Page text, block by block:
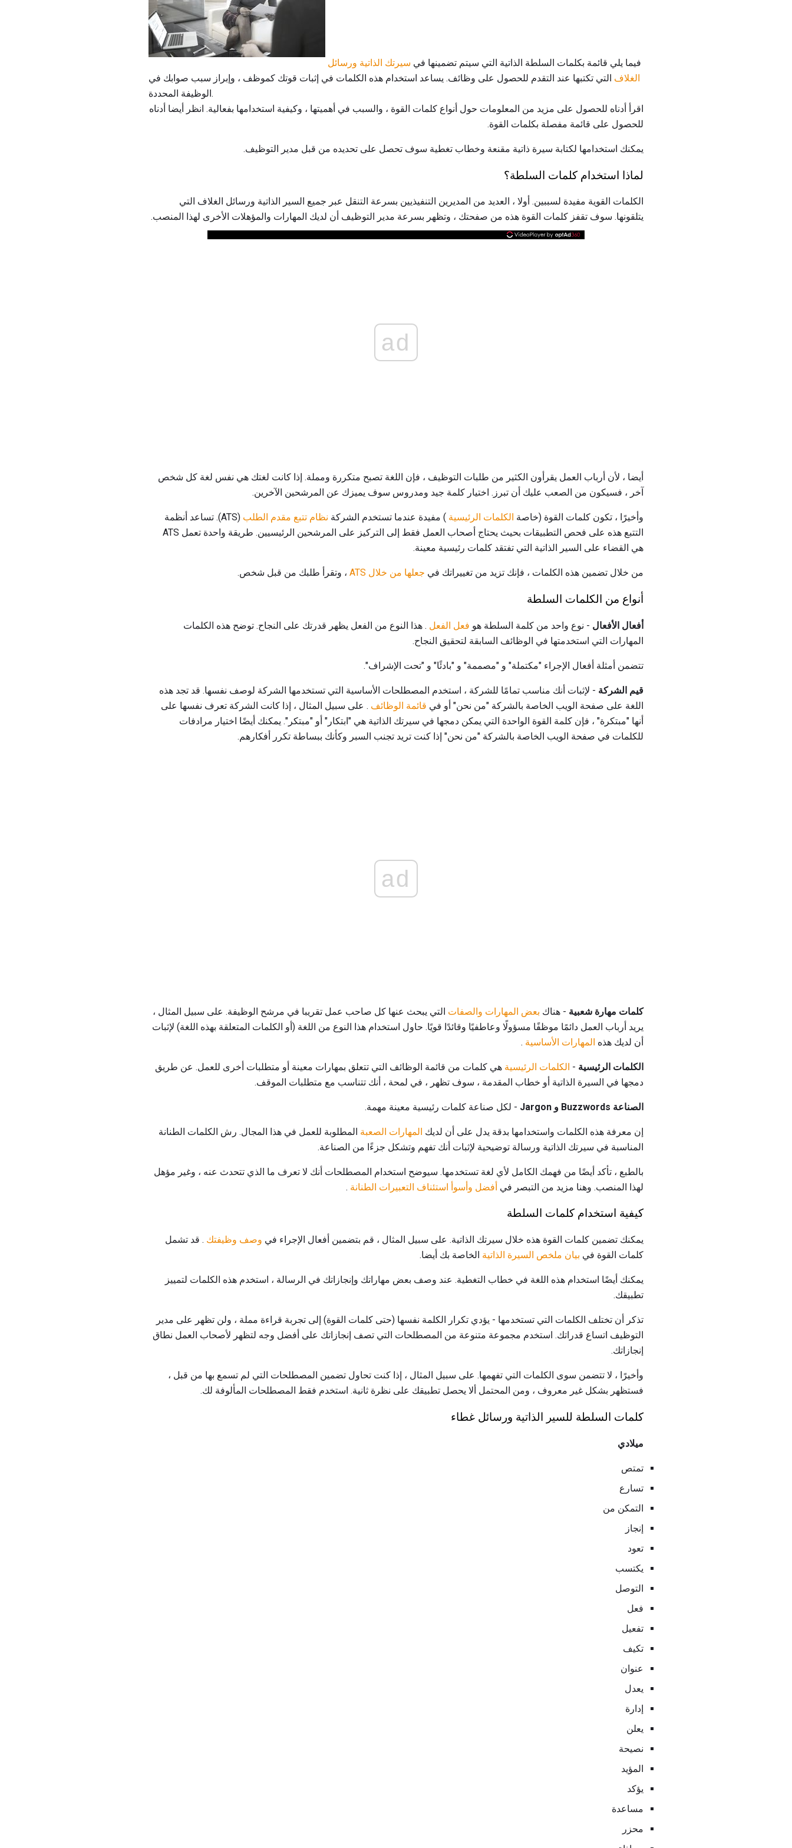
فيما يلي قائمة بكلمات السلطة الذاتية التي سيتم تضمينها في سيرتك الذاتية ورسائل
الغلاف التي تكتبها عند التقدم للحصول على وظائف. يساعد استخدام هذه الكلمات في إثبات قوتك كموظف ، وإبراز سبب صوابك في
الوظيفة المحددة.
اقرأ أدناه للحصول على مزيد من المعلومات حول أنواع كلمات القوة ، والسبب في أهميتها ، وكيفية استخدامها بفعالية. انظر أيضا أدناه
للحصول على قائمة مفصلة بكلمات القوة.
يمكنك استخدامها لكتابة سيرة ذاتية مقنعة وخطاب تغطية سوف تحصل على تحديده من قبل مدير التوظيف.
لماذا استخدام كلمات السلطة؟
الكلمات القوية مفيدة لسببين. أولا ، العديد من المديرين التنفيذيين بسرعة التنقل عبر جميع السير الذاتية ورسائل الغلاف التي
يتلقونها. سوف تقفز كلمات القوة هذه من صفحتك ، وتظهر بسرعة مدير التوظيف أن لديك المهارات والمؤهلات الأخرى لهذا المنصب.
ad
أيضا ، لأن أرباب العمل يقرأون الكثير من طلبات التوظيف ، فإن اللغة تصبح متكررة ومملة. إذا كانت لغتك هي نفس لغة كل شخص
آخر ، فسيكون من الصعب عليك أن تبرز. اختيار كلمة جيد ومدروس سوف يميزك عن المرشحين الآخرين.
وأخيرًا ، تكون كلمات القوة (خاصة الكلمات الرئيسية ) مفيدة عندما تستخدم الشركة نظام تتبع مقدم الطلب
(ATS). تساعد أنظمة
التتبع هذه على فحص التطبيقات بحيث يحتاج أصحاب العمل فقط إلى التركيز على المرشحين الرئيسيين. طريقة واحدة تعمل ATS
هي القضاء على السير الذاتية التي تفتقد كلمات رئيسية معينة.
من خلال تضمين هذه الكلمات ، فإنك تزيد من تغييراتك في جعلها من خلال ATS ، وتقرأ طلبك من قبل شخص.
أنواع من الكلمات السلطة
أفعال الأفعال - نوع واحد من كلمة السلطة هو فعل الفعل . هذا النوع من الفعل يظهر قدرتك على النجاح. توضح هذه الكلمات
المهارات التي استخدمتها في الوظائف السابقة لتحقيق النجاح.
تتضمن أمثلة أفعال الإجراء "مكتملة" و "مصممة" و "بادئًا" و "تحت الإشراف".
قيم الشركة - لإثبات أنك مناسب تمامًا للشركة ، استخدم المصطلحات الأساسية التي تستخدمها الشركة لوصف نفسها. قد تجد هذه
اللغة على صفحة الويب الخاصة بالشركة "من نحن" أو في قائمة الوظائف . على سبيل المثال ، إذا كانت الشركة تعرف نفسها على
أنها "مبتكرة" ، فإن كلمة القوة الواحدة التي يمكن دمجها في سيرتك الذاتية هي "ابتكار" أو "مبتكر". يمكنك أيضًا اختيار مرادفات
للكلمات في صفحة الويب الخاصة بالشركة "من نحن" إذا كنت تريد تجنب السبر وكأنك ببساطة تكرر أفكارهم.
ad
كلمات مهارة شعبية - هناك بعض المهارات والصفات التي يبحث عنها كل صاحب عمل تقريبا في مرشح الوظيفة. على سبيل المثال ،
يريد أرباب العمل دائمًا موظفًا مسؤولًا وعاطفيًا وقائدًا قويًا. حاول استخدام هذا النوع من اللغة (أو الكلمات المتعلقة بهذه اللغة) لإثبات
أن لديك هذه المهارات الأساسية .
الكلمات الرئيسية - الكلمات الرئيسية هي كلمات من قائمة الوظائف التي تتعلق بمهارات معينة أو متطلبات أخرى للعمل. عن طريق
دمجها في السيرة الذاتية أو خطاب المقدمة ، سوف تظهر ، في لمحة ، أنك تتناسب مع متطلبات الموقف.
الصناعة Buzzwords و Jargon - لكل صناعة كلمات رئيسية معينة مهمة.
إن معرفة هذه الكلمات واستخدامها بدقة يدل على أن لديك المهارات الصعبة المطلوبة للعمل في هذا المجال. رش الكلمات الطنانة
المناسبة في سيرتك الذاتية ورسالة توضيحية لإثبات أنك تفهم وتشكل جزءًا من الصناعة.
بالطبع ، تأكد أيضًا من فهمك الكامل لأي لغة تستخدمها. سيوضح استخدام المصطلحات أنك لا تعرف ما الذي تتحدث عنه ، وغير مؤهل
لهذا المنصب. وهنا مزيد من التبصر في أفضل وأسوأ استئناف التعبيرات الطنانة .
كيفية استخدام كلمات السلطة
يمكنك تضمين كلمات القوة هذه خلال سيرتك الذاتية. على سبيل المثال ، قم بتضمين أفعال الإجراء في وصف وظيفتك . قد تشمل
كلمات القوة في بيان ملخص السيرة الذاتية الخاصة بك أيضا.
يمكنك أيضًا استخدام هذه اللغة في خطاب التغطية. عند وصف بعض مهاراتك وإنجازاتك في الرسالة ، استخدم هذه الكلمات لتمييز
تطبيقك.
تذكر أن تختلف الكلمات التي تستخدمها - يؤدي تكرار الكلمة نفسها (حتى كلمات القوة) إلى تجربة قراءة مملة ، ولن تظهر على مدير
التوظيف اتساع قدراتك. استخدم مجموعة متنوعة من المصطلحات التي تصف إنجازاتك على أفضل وجه لتظهر لأصحاب العمل نطاق
إنجازاتك.
وأخيرًا ، لا تتضمن سوى الكلمات التي تفهمها. على سبيل المثال ، إذا كنت تحاول تضمين المصطلحات التي لم تسمع بها من قبل ،
فستظهر بشكل غير معروف ، ومن المحتمل ألا يحصل تطبيقك على نظرة ثانية. استخدم فقط المصطلحات المألوفة لك.
كلمات السلطة للسير الذاتية ورسائل غطاء
ميلادي
تمتص
تسارع
التمكن من
إنجاز
تعود
يكتسب
التوصل
فعل
تفعيل
تكيف
عنوان
يعدل
إدارة
يعلن
نصيحة
المؤيد
يؤكد
مساعدة
محزر